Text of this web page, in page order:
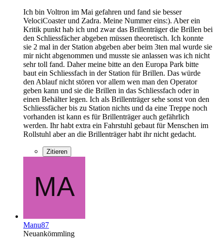
Ich bin Voltron im Mai gefahren und fand sie besser
VelociCoaster und Zadra. Meine Nummer eins:). Aber ein
Kritik punkt hab ich und zwar das Brillenträger die Brillen bei
den Schliessfächer abgeben müssen theoretisch. Ich konnte
sie 2 mal in der Station abgeben aber beim 3ten mal wurde sie
mir nicht abgenommen und musste sie anlassen was ich nicht
sehr toll fand. Daher meine bitte an den Europa Park bitte
baut ein Schliessfach in der Station für Brillen. Das würde
den Ablauf nicht stören vor allem wen man den Operator
geben kann und sie die Brillen in das Schliessfach oder in
einen Behälter legen. Ich als Brillenträger sehe sonst von den
Schliessfächer bis zu Station nichts und da eine Treppe noch
vorhanden ist kann es für Brillenträger auch gefährlich
werden. Ihr habt extra ein Fahrstuhl gebaut für Menschen im
Rollstuhl aber an die Brillenträger habt ihr nicht gedacht.
Zitieren
Manu87
Neuankömmling